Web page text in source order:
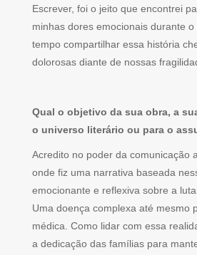
Escrever, foi o jeito que encontrei
minhas dores emocionais durante
tempo compartilhar essa história
dolorosas diante de nossas
Qual o objetivo da sua obra, a
o universo literário ou para o
Acredito no poder da comunicação
onde fiz uma narrativa baseada
emocionante e reflexiva sobre a
Uma doença complexa até mesmo
médica. Como lidar com essa
a dedicação das famílias para